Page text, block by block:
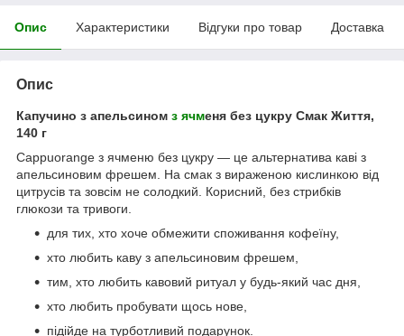
Опис Характеристики Відгуки про товар Доставка
Опис
Капучино з апельсином з ячменя без цукру Смак Життя,
140 г
Cappuorange з ячменю без цукру — це альтернатива каві з
апельсиновим фрешем. На смак з вираженою кислинкою від
цитрусів та зовсім не солодкий. Корисний, без стрибків
глюкози та тривоги.
для тих, хто хоче обмежити споживання кофеїну,
хто любить каву з апельсиновим фрешем,
тим, хто любить кавовий ритуал у будь-який час дня,
хто любить пробувати щось нове,
підійде на турботливий подарунок.